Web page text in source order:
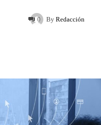
By Redacción
0